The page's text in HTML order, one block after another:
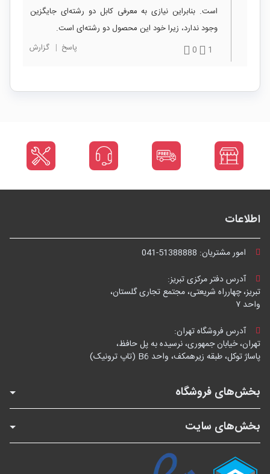
است. بنابراین نیازی به معرفی کابل دو رشته‌ای جایگزین
وجود ندارد، زیرا خود این محصول دو رشته‌ای است.
1
0 پاسخ | گزارش
اطلاعات
امور مشتریان: 041-51388888
آدرس دفتر مرکزی تبریز:
تبریز، چهارراه شریعتی، مجتمع تجاری گلستان،
واحد ۷
آدرس فروشگاه تهران:
تهران، خیابان جمهوری، نرسیده به پل حافظ،
پاساژ توکل، طبقه زیرهمکف، واحد B6 (تاپ ترونیک)
بخش‌های فروشگاه
بخش‌های سایت